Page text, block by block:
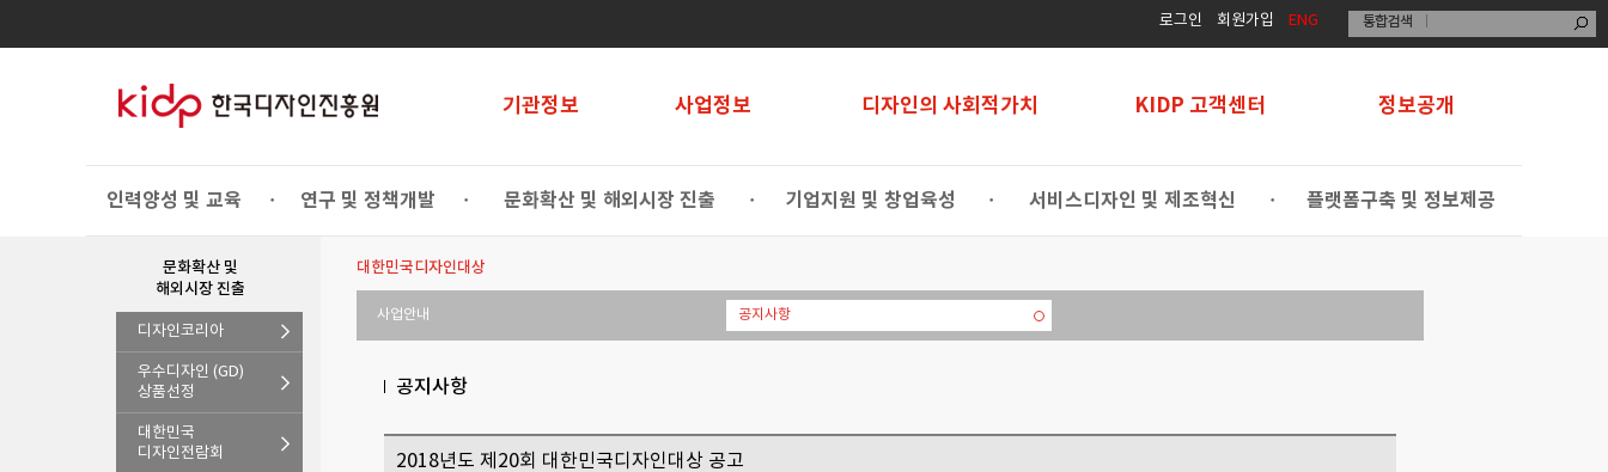
로그인 회원가입 ENG
기관정보 사업정보 디자인의 사회적가치 KIDP 고객센터 정보공개
인력양성 및 교육 • 연구 및 정책개발 • 문화확산 및 해외시장 진출 • 기업지원 및 창업육성 • 서비스디자인 및 제조혁신 • 플랫폼구축 및 정보제공
문화확산 및
해외시장 진출
디자인코리아
우수디자인 (GD)
상품선정
대한민국
디자인전람회
대한민국디자인대상
사업안내 공지사항
공지사항
2018년도 제20회 대한민국디자인대상 공고